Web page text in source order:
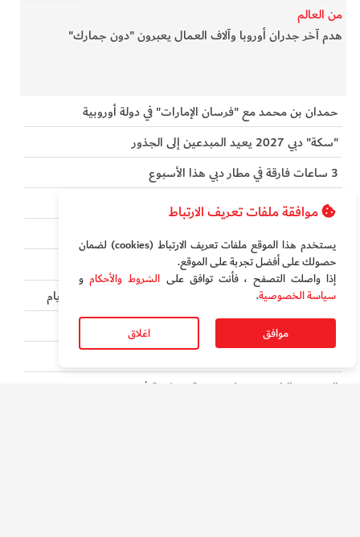
من العالم
هدم آخر جدران أوروبا وآلاف العمال يعبرون "دون جمارك"
حمدان بن محمد مع "فرسان الإمارات" في دولة أوروبية
"سكة" دبي 2027 يعيد المبدعين إلى الجذور
3 ساعات فارقة في مطار دبي هذا الأسبوع
قطار الاتحاد ينطلق غداً ويسمح بهذه الأشياء مجاناً
72 فريق كرة قدم عربي في دبي
"تنفس الظلام" و"خداع حراري" يواجه المصريين خلال 10 أيام
47 شاحنة في أسبوع من دولة عربية إلى غزة
المسرح والشعر ينصبان "خيمة" بمكتبة في دبي
موافقة ملفات تعريف الارتباط
يستخدم هذا الموقع ملفات تعريف الارتباط (cookies) لضمان
حصولك على أفضل تجربة على الموقع‏.
إذا واصلت التصفح ، فأنت توافق على الشروط والأحكامو
سياسة الخصوصية.
موافق اغلاق